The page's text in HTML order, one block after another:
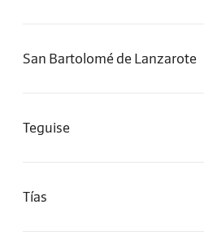
San Bartolomé de Lanzarote
Teguise
Tías